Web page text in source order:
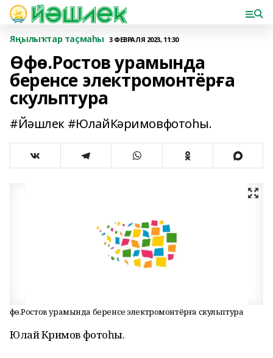
Яңылыҡтар таҫмаһы 3 ФЕВРАЛЯ 2023, 11:30
Өфө.Ростов урамында
беренсе электромонтёрға
скульптура
#Йәшлек #ЮлайКәримовфотоһы.
Өфө.Ростов урамында беренсе электромонтёрға скульптура
Юлай Кәримов фотоһы.